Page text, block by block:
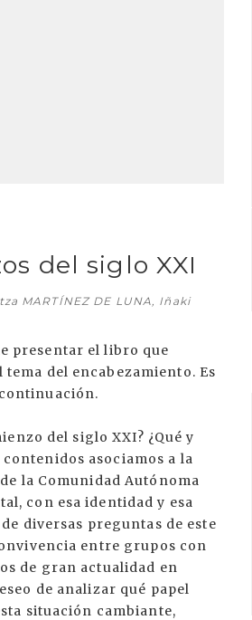
del siglo XXI
MARTÍNEZ DE LUNA, Iñaki
presentar el libro que
del encabezamiento. Es
del siglo XXI? ¿Qué y
asociamos a la
la Comunidad Autónoma
con esa identidad y esa
diversas preguntas de este
entre grupos con
de gran actualidad en
de analizar qué papel
situación cambiante,